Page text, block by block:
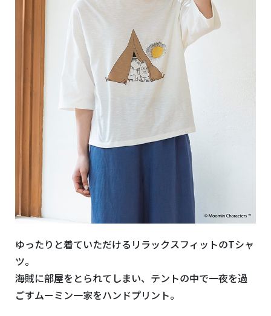
ゆったりと着ていただけるリラックスフィットのTシャ
ツ。
海賊に部屋をとられてしまい、テントの中で一夜を過
ごすムーミン一家をハンドプリント。